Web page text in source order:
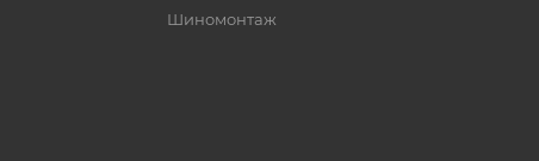
Шиномонтаж